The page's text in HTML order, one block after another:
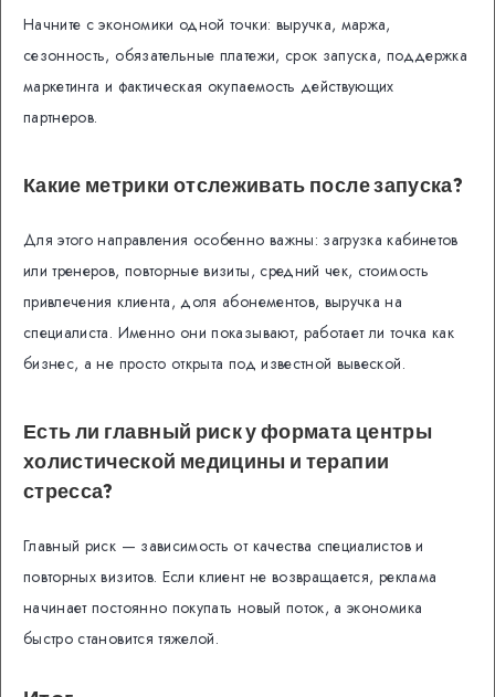
Начните с экономики одной точки: выручка, маржа,
сезонность, обязательные платежи, срок запуска, поддержка
маркетинга и фактическая окупаемость действующих
партнеров.
Какие метрики отслеживать после запуска?
Для этого направления особенно важны: загрузка кабинетов
или тренеров, повторные визиты, средний чек, стоимость
привлечения клиента, доля абонементов, выручка на
специалиста. Именно они показывают, работает ли точка как
бизнес, а не просто открыта под известной вывеской.
Есть ли главный риск у формата центры
холистической медицины и терапии
стресса?
Главный риск — зависимость от качества специалистов и
повторных визитов. Если клиент не возвращается, реклама
начинает постоянно покупать новый поток, а экономика
быстро становится тяжелой.